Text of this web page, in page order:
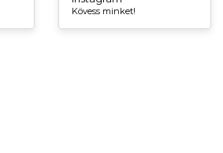
Kövess minket!